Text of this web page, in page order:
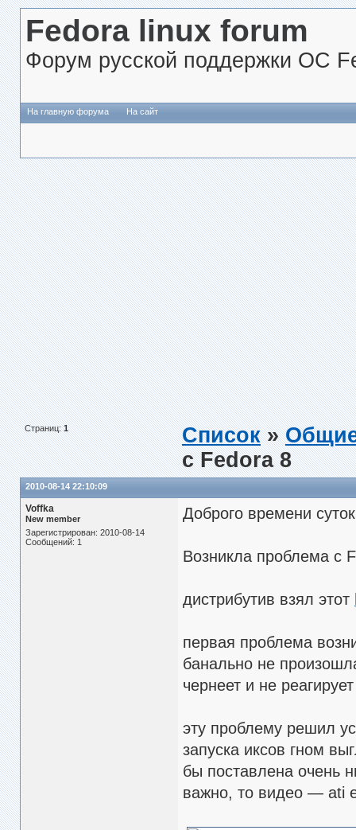
Fedora linux forum
Форум русской поддержки ОС
На главную форума На сайт
Страниц:1 Список»
с Fedora 8
2010-08-14 22:10:09
Voffka
New member
Зарегистрирован: 2010-08-14
Сообщений: 1
Доброго времени
Возникла проблема с
дистрибутив взял этот
первая проблема
банально не
чернеет и не
эту проблему решил
запуска иксов гном
бы поставлена очень
важно, то видео — ati